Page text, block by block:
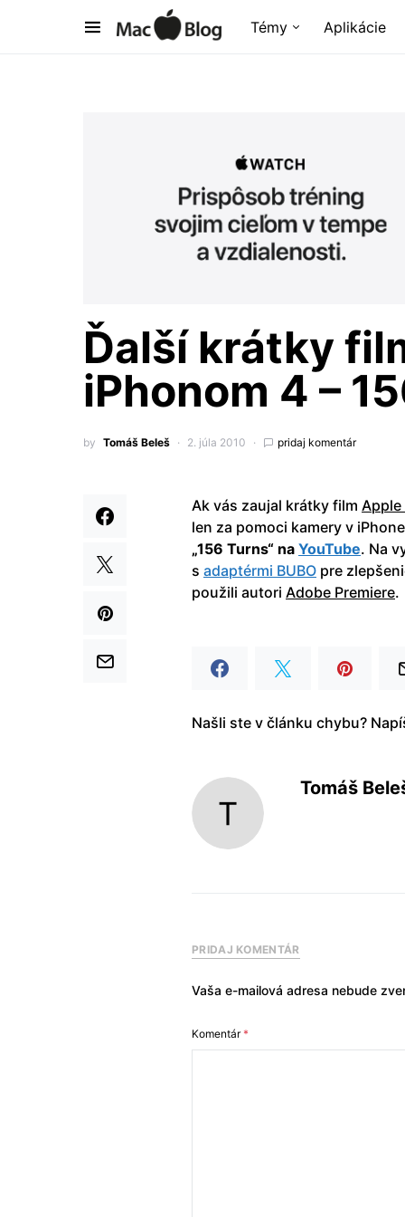
Témy Aplikácie
Ďalší krátky
iPhonom 4 –
by Tomáš Beleš 2. júla 2010 pridaj komentár
Ak vás zaujal krátky film Apple
len za pomoci kamery v
„156 Turns“ na YouTube. Na
s adaptérmi BUBO pre
použili autori Adobe Premiere.
Našli ste v článku chybu?
Tomáš
PRIDAJ KOMENTÁR
Vaša e-mailová adresa nebude
Komentár*